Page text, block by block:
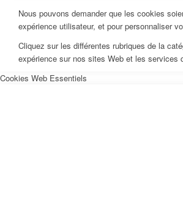
Nous pouvons demander que les cookies
expérience utilisateur, et pour personnaliser
Cliquez sur les différentes rubriques de la
expérience sur nos sites Web et les services
Cookies Web Essentiels